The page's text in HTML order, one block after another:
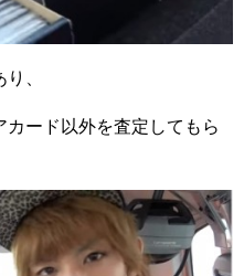
、
ード以外を査定してもら